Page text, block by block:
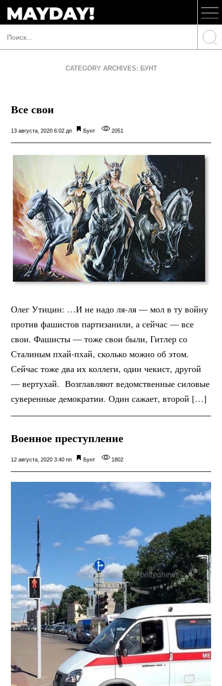
CATEGORY ARCHIVES: БУНТ
Все свои
13 августа, 2020 6:02 дп Бунт 2051
Олег Утицин: …И не надо ля-ля — мол в ту войну
против фашистов партизанили, а сейчас — все
свои. Фашисты — тоже свои были, Гитлер со
Сталиным пхай-пхай, сколько можно об этом.
Сейчас тоже два их коллеги, один чекист, другой
— вертухай. Возглавляют ведомственные силовые
суверенные демократии. Один сажает, второй […]
Военное преступление
12 августа, 2020 3:40 пп Бунт 1802